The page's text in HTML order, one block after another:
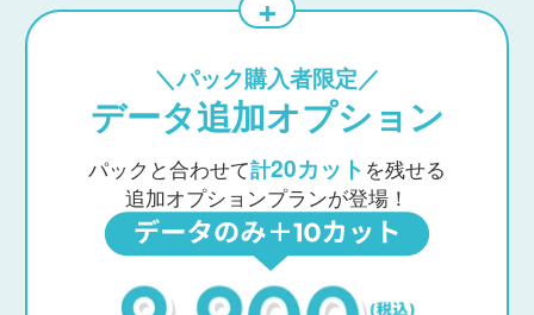
＼パック購入者限定／
データ追加オプション
パックと合わせて計20カット を残せる
追加オプションプランが登場！